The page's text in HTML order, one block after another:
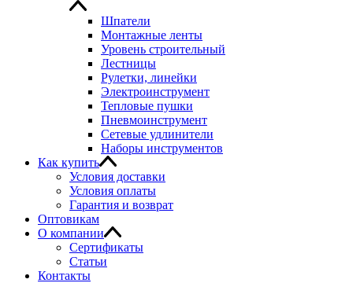
Шпатели
Монтажные ленты
Уровень строительный
Лестницы
Рулетки, линейки
Электроинструмент
Тепловые пушки
Пневмоинструмент
Сетевые удлинители
Наборы инструментов
Как купить
Условия доставки
Условия оплаты
Гарантия и возврат
Оптовикам
О компании
Сертификаты
Статьи
Контакты